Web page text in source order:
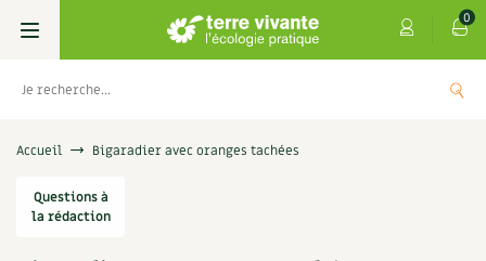
0
Livres
Permaculture, Jardin bio
Les 4 saisons
Accueil Bigaradier avec oranges tachées
Questions à
la rédaction